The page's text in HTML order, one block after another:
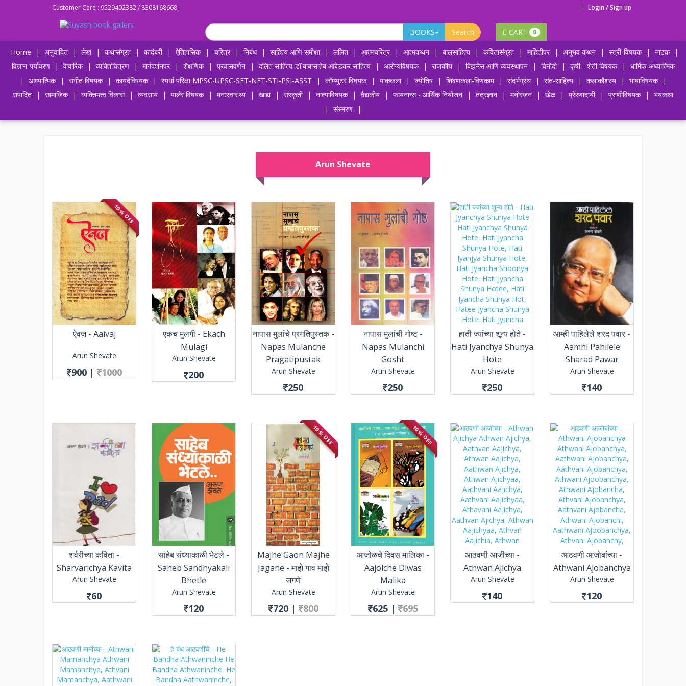
Customer Care : 9529402382 / 8308168668 Login / Sign up
BOOKS Search CART 0
Home | अनुवादित | लेख | कथासंग्रह | कादंबरी | ऐतिहासिक | चरित्र | निबंध | साहित्य आणि समीक्षा | ललित | आत्मचरित्र | आत्मकथन | बालसाहित्य | कवितासंग्रह | माहितीपर | अनुभव कथन | स्त्री-विषयक | नाटक
|
विज्ञान-पर्यावरण
| वैचारिक | व्यक्तिचित्रण | मार्गदर्शनपर | शैक्षणिक | प्रवासवर्णन | दलित साहित्य-डॉ.बाबासाहेब आंबेडकर साहित्य | आरोग्यविषयक | राजकीय | बिझनेस आणि व्यवस्थापन | विनोदी | कृषी - शेती विषयक |
धार्मिक-अध्यात्मिक
|
आध्यात्मिक | संगीत विषयक | कायदेविषयक | स्पर्धा परिक्षा MPSC-UPSC-SET-NET-STI-PSI-ASST | कॉम्प्युटर विषयक | पाककला | ज्योतिष | शिवणकला-विणकाम | संदर्भग्रंथ | संत-साहित्य | कलाकौशल्य | भाषाविषयक
|
संपादित
| सामाजिक | व्यक्तिमत्व विकास | व्यवसाय | पार्लर विषयक | मन:स्वास्थ्य | खाद्य | संस्कृती | नात्याविषयक | वैद्यकीय | फायनान्स - आर्थिक नियोजन | तंत्रज्ञान | मनोरंजन | खेळ | प्रेरणादायी | प्राणीविषयक |
भयकथा
|
संस्मरण |
Arun Shevate
10 % OFF
ऐवज - Aaivaj
Arun Shevate
900 | 1000
एकच मुलगी - Ekach
Mulagi
Arun Shevate
200
नापास मुलांचे प्रगतिपुस्तक -
Napas Mulanche
Pragatipustak
Arun Shevate
250
नापास मुलांची गोष्ट -
Napas Mulanchi
Gosht
Arun Shevate
250
हाती ज्यांच्या शून्य होते -
Hati Jyanchya Shunya
Hote
Arun Shevate
250
आम्ही पाहिलेले शरद पवार -
Aamhi Pahilele
Sharad Pawar
Arun Shevate
140
शर्वरीच्या कविता -
Sharvarichya Kavita
Arun Shevate
60
साहेब संध्याकाळी भेटले -
Saheb Sandhyakali
Bhetle
Arun Shevate
120
10 % OFF
Majhe Gaon Majhe
Jagane - माझे गाव माझे
जगणे
Arun Shevate
720 | 800
10 % OFF
आजोळचे दिवस मालिका -
Aajolche Diwas
Malika
Arun Shevate
625 | 695
आठवणी आजीच्या -
Athwan Ajichya
Arun Shevate
140
आठवणी आजोबांच्या -
Athwani Ajobanchya
Arun Shevate
120